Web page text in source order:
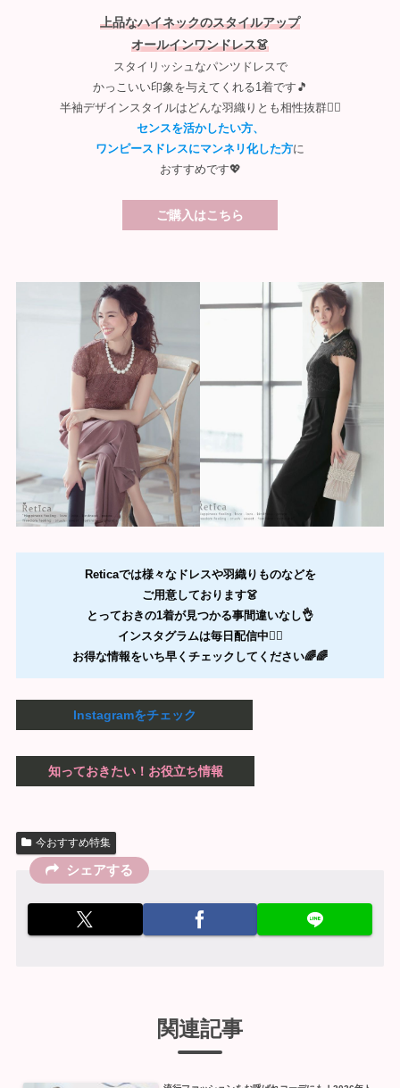
上品なハイネックのスタイルアップ
オールインワンドレス👗
スタイリッシュなパンツドレスで
かっこいい印象を与えてくれる1着です🎵
半袖デザインスタイルはどんな羽織りとも相性抜群🙆‍♀️
センスを活かしたい方、
ワンピースドレスにマンネリ化した方に
おすすめです💖
ご購入はこちら
Reticaでは様々なドレスや羽織りものなどを
ご用意しております👗
とっておきの1着が見つかる事間違いなし👌
インスタグラムは毎日配信中❤️‍🔥
お得な情報をいち早くチェックしてください🌈🌈
Instagramをチェック
知っておきたい！お役立ち情報
今おすすめ特集
シェアする
関連記事